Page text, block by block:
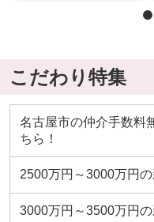
こだわり特集
名古屋市の仲介手数料
ちら！
2500万円～3000万円
3000万円～3500万円